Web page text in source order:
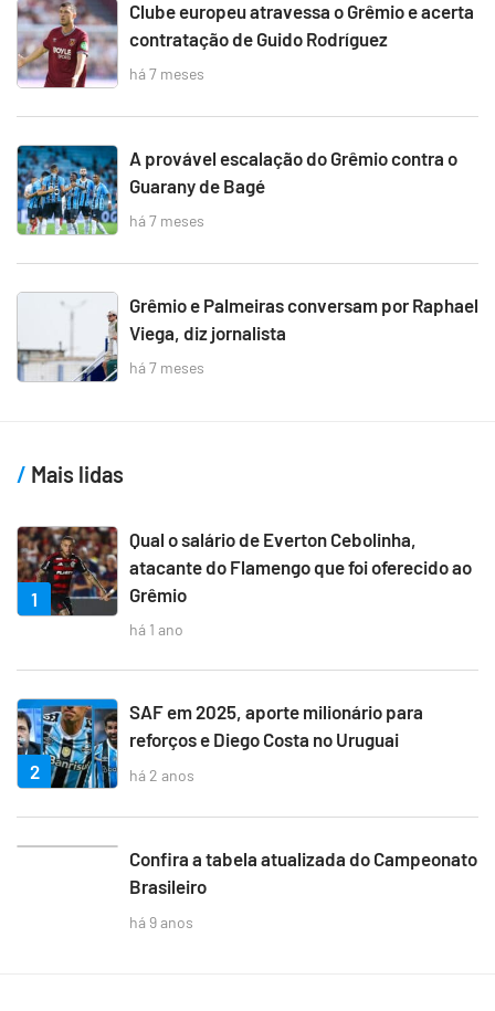
Clube europeu atravessa o Grêmio e acerta
contratação de Guido Rodríguez
há 7 meses
A provável escalação do Grêmio contra o
Guarany de Bagé
há 7 meses
Grêmio e Palmeiras conversam por Raphael
Viega, diz jornalista
há 7 meses
Mais lidas
1
Qual o salário de Everton Cebolinha,
atacante do Flamengo que foi oferecido ao
Grêmio
há 1 ano
2
SAF em 2025, aporte milionário para
reforços e Diego Costa no Uruguai
há 2 anos
Confira a tabela atualizada do Campeonato
Brasileiro
há 9 anos